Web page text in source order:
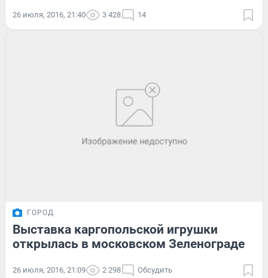
26 июля, 2016, 21:40 3 428 14
ГОРОД
Выставка каргопольской игрушки
открылась в московском Зеленограде
26 июля, 2016, 21:09 2 298 Обсудить